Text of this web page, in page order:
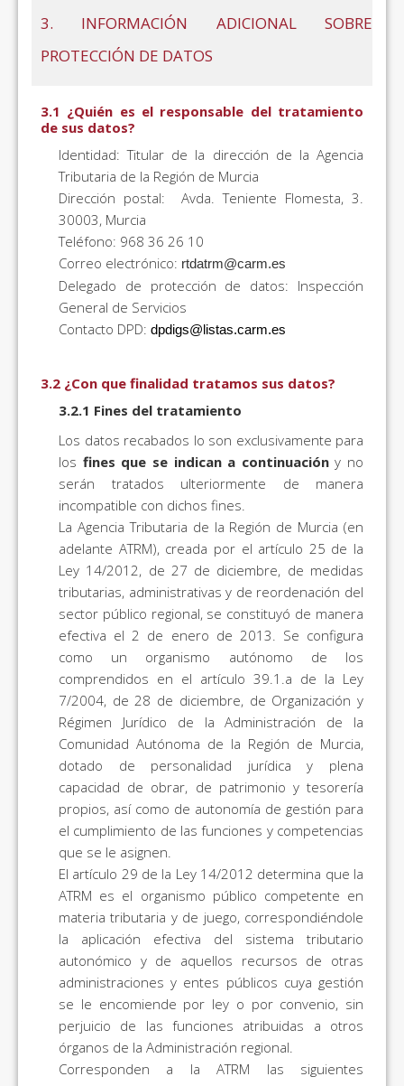
3. INFORMACIÓN ADICIONAL SOBRE
PROTECCIÓN DE DATOS
3.1 ¿Quién es el responsable del tratamiento
de sus datos?
Identidad: Titular de la dirección de la Agencia
Tributaria de la Región de Murcia
Dirección postal: Avda. Teniente Flomesta, 3.
30003, Murcia
Teléfono: 968 36 26 10
Correo electrónico: rtdatrm@carm.es
Delegado de protección de datos: Inspección
General de Servicios
Contacto DPD: dpdigs@listas.carm.es
3.2 ¿Con que finalidad tratamos sus datos?
3.2.1 Fines del tratamiento
Los datos recabados lo son exclusivamente para
los fines que se indican a continuacióny no
serán tratados ulteriormente de manera
incompatible con dichos fines.
La Agencia Tributaria de la Región de Murcia (en
adelante ATRM), creada por el artículo 25 de la
Ley 14/2012, de 27 de diciembre, de medidas
tributarias, administrativas y de reordenación del
sector público regional, se constituyó de manera
efectiva el 2 de enero de 2013. Se configura
como un organismo autónomo de los
comprendidos en el artículo 39.1.a de la Ley
7/2004, de 28 de diciembre, de Organización y
Régimen Jurídico de la Administración de la
Comunidad Autónoma de la Región de Murcia,
dotado de personalidad jurídica y plena
capacidad de obrar, de patrimonio y tesorería
propios, así como de autonomía de gestión para
el cumplimiento de las funciones y competencias
que se le asignen.
El artículo 29 de la Ley 14/2012 determina que la
ATRM es el organismo público competente en
materia tributaria y de juego, correspondiéndole
la aplicación efectiva del sistema tributario
autonómico y de aquellos recursos de otras
administraciones y entes públicos cuya gestión
se le encomiende por ley o por convenio, sin
perjuicio de las funciones atribuidas a otros
órganos de la Administración regional.
Corresponden a la ATRM las siguientes